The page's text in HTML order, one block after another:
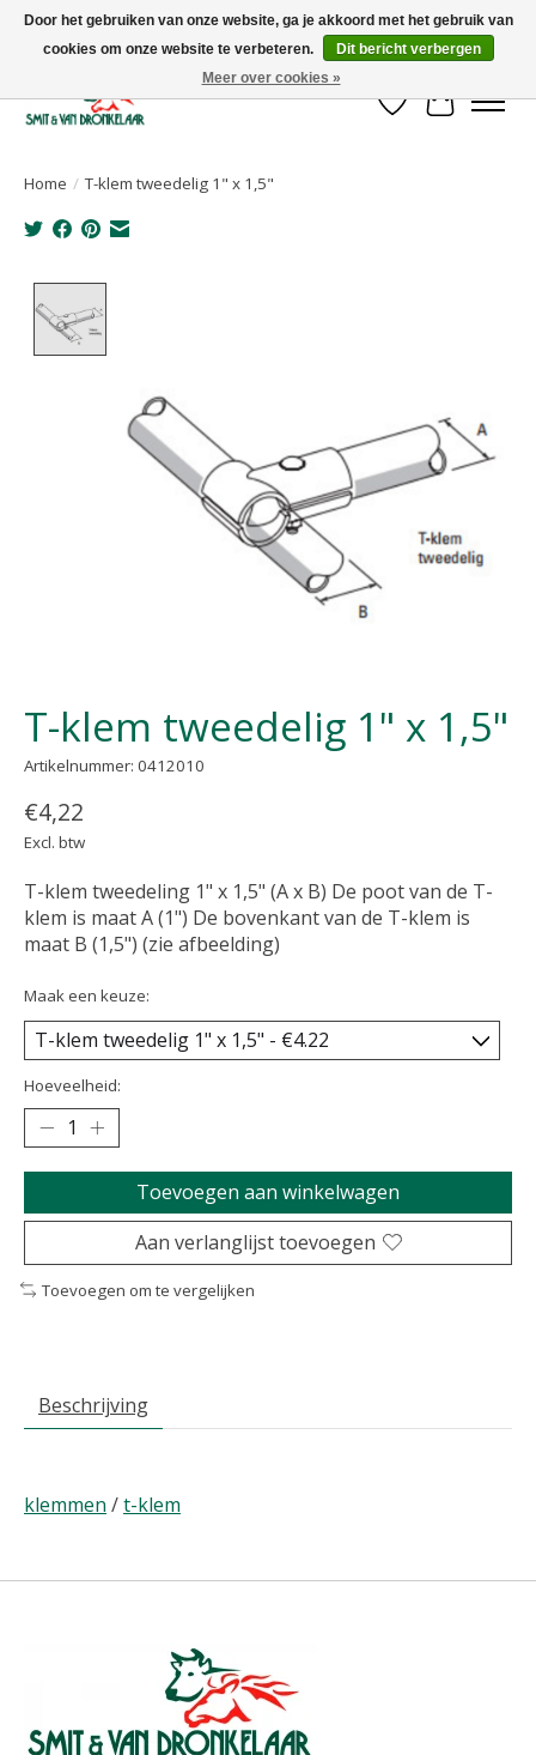
Uw leverancier voor stalinrichtingen en het opruwen van betonvloeren!
Verlanglijst
Home / T-klem tweedelig 1" x 1,5"
T-klem tweedelig 1" x 1,5"
Artikelnummer: 0412010
€4,22
Excl. btw
T-klem tweedeling 1" x 1,5" (A x B) De poot van de T-
klem is maat A (1") De bovenkant van de T-klem is
maat B (1,5") (zie afbeelding)
Maak een keuze:
Hoeveelheid:
Toevoegen aan winkelwagen
Aan verlanglijst toevoegen
Toevoegen om te vergelijken
Beschrijving
klemmen /t-klem
Door het gebruiken van onze website, ga je akkoord met het gebruik van
cookies om onze website te verbeteren.
Dit bericht verbergen
Meer over cookies »